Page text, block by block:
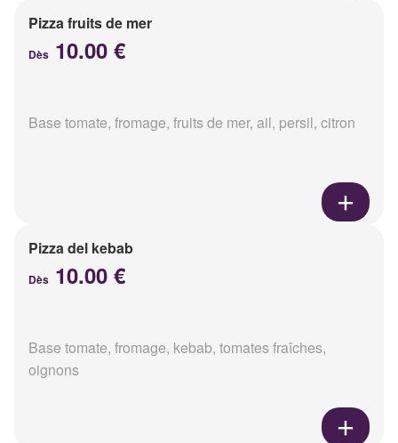
Pizza fruits de mer
Dès 10.00 €
Base tomate, fromage, fruits de mer, ail, persil, citron
Pizza del kebab
Dès 10.00 €
Base tomate, fromage, kebab, tomates fraîches,
oignons